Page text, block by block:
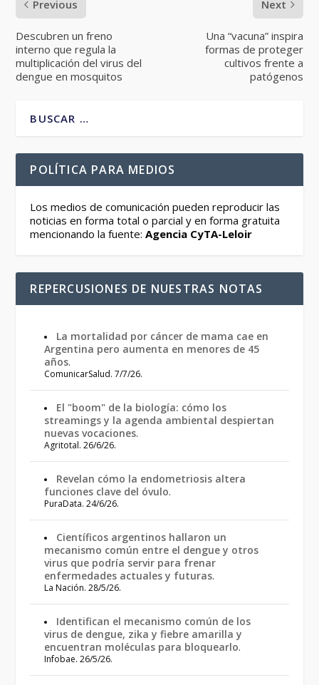
Previous
Descubren un freno
interno que regula la
multiplicación del virus del
dengue en mosquitos
Next
Una “vacuna” inspira
formas de proteger
cultivos frente a
patógenos
POLÍTICA PARA MEDIOS
Los medios de comunicación pueden reproducir las
noticias en forma total o parcial y en forma gratuita
mencionando la fuente:Agencia CyTA-Leloir
REPERCUSIONES DE NUESTRAS NOTAS
La mortalidad por cáncer de mama cae en
Argentina pero aumenta en menores de 45
años.
ComunicarSalud. 7/7/26.
El "boom" de la biología: cómo los
streamings y la agenda ambiental despiertan
nuevas vocaciones.
Agritotal. 26/6/26.
Revelan cómo la endometriosis altera
funciones clave del óvulo.
PuraData. 24/6/26.
Científicos argentinos hallaron un
mecanismo común entre el dengue y otros
virus que podría servir para frenar
enfermedades actuales y futuras.
La Nación. 28/5/26.
Identifican el mecanismo común de los
virus de dengue, zika y fiebre amarilla y
encuentran moléculas para bloquearlo.
Infobae. 26/5/26.